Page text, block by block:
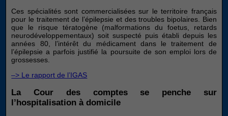
Ces spécialités sont commercialisées sur le territoire français
pour le traitement de l’épilepsie et des troubles bipolaires. Bien
que le risque tératogène (malformations du foetus, retards
neurodéveloppementaux) soit suspecté puis établi depuis les
années 80, l’intérêt du médicament dans le traitement de
l’épilepsie a parfois justifié la poursuite de son emploi lors de
grossesses.
–> Le rapport de l’IGAS
La Cour des comptes se penche sur
l’hospitalisation à domicile